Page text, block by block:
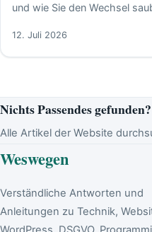
und wie Sie den Wechsel
12. Juli 2026
Nichts Passendes gefunden?
Alle Artikel der Website
Weswegen
Verständliche Antworten und
Anleitungen zu Technik,